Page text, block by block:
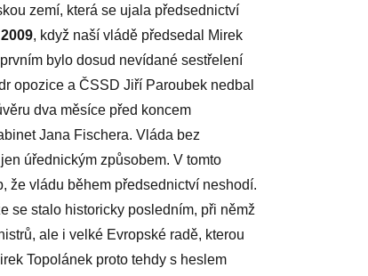
zemí, která se ujala předsednictví
, když naší vládě předsedal Mirek
bylo dosud nevídané sestřelení
opozice a ČSSD Jiří Paroubek nedbal
dva měsíce před koncem
Jana Fischera. Vláda bez
úřednickým způsobem. V tomto
že vládu během předsednictví neshodí.
se stalo historicky posledním, při němž
ale i velké Evropské radě, kterou
Topolánek proto tehdy s heslem